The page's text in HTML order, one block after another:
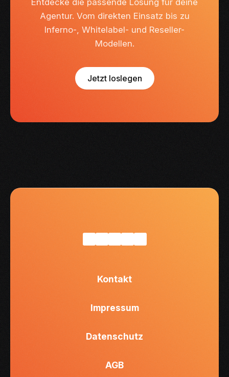
Entdecke die passende Lösung für deine
Agentur. Vom direkten Einsatz bis zu
Inferno-, Whitelabel- und Reseller-
Modellen.
Jetzt loslegen
Kontakt
Impressum
Datenschutz
AGB